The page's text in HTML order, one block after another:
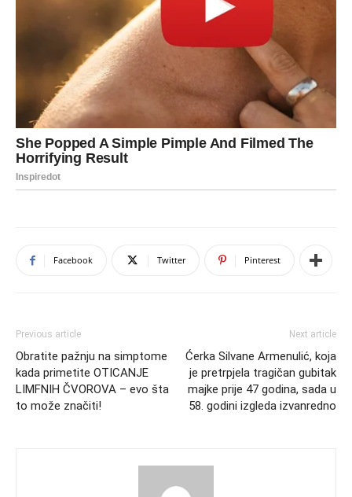
Facebook Twitter Pinterest
Previous article
Obratite pažnju na simptome
kada primetite OTICANJE
LIMFNIH ČVOROVA – evo šta
to može značiti!
Next article
Ćerka Silvane Armenulić, koja
je pretrpjela tragičan gubitak
majke prije 47 godina, sada u
58. godini izgleda izvanredno